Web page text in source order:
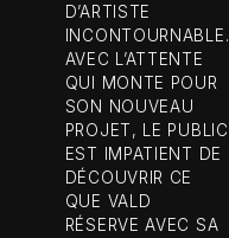
D’ARTISTE
INCONTOURNABLE.
AVEC L’ATTENTE
QUI MONTE POUR
SON NOUVEAU
PROJET, LE PUBLIC
EST IMPATIENT DE
DÉCOUVRIR CE
QUE VALD
RÉSERVE AVEC SA